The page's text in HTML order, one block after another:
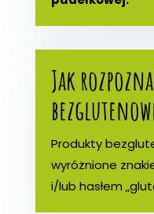
Jak
Produkty
wyróżnione
i/lub hasłem